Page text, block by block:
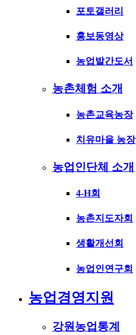
포토갤러리
홍보동영상
농업발간도서
농촌체험 소개
농촌교육농장
치유마을 농장
농업인단체 소개
4-H회
농촌지도자회
생활개선회
농업인연구회
농업경영지원
강원농업통계